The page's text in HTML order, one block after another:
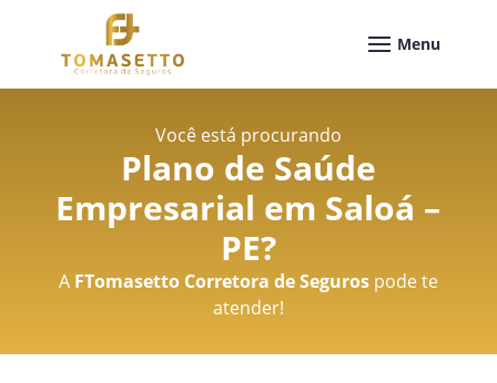
Você está procurando
Plano de Saúde
Empresarial em Saloá –
PE?
A FTomasetto Corretora de Segurospode te
atender!